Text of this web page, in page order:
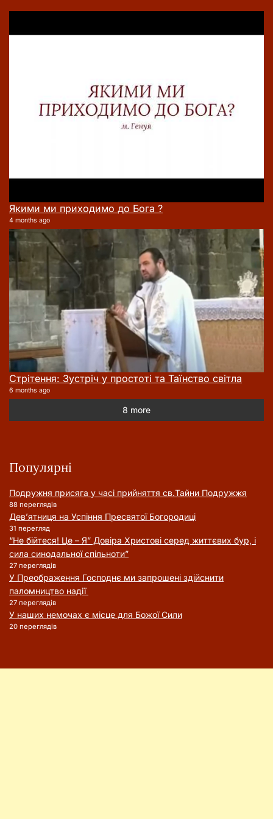
Якими ми приходимо до Бога ?
4 months ago
Стрітення: Зустріч у простоті та Таїнство світла
6 months ago
8 more
Популярні
Подружня присягa у часі прийняття cв.Тайни Подружжя
88 переглядів
Дев’ятниця на Успіння Пресвятої Богородиці
31 перегляд
“Не бійтеся! Це – Я” Довіра Христові серед життєвих бур, і
сила синодальної спільноти”
27 переглядів
У Преображення Господнє ми запрошені здійснити
паломництво надії
27 переглядів
У наших немочах є місце для Божої Сили
20 переглядів